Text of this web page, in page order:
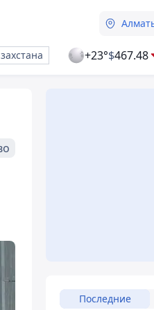
+23°$467.48
Последние